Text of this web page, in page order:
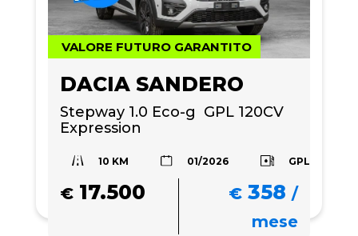
VALORE FUTURO GARANTITO
DACIA SANDERO
Stepway 1.0 Eco-g  GPL 120CV
Expression
10 KM 01/2026 GPL
€ 17.500 € 358 /
mese